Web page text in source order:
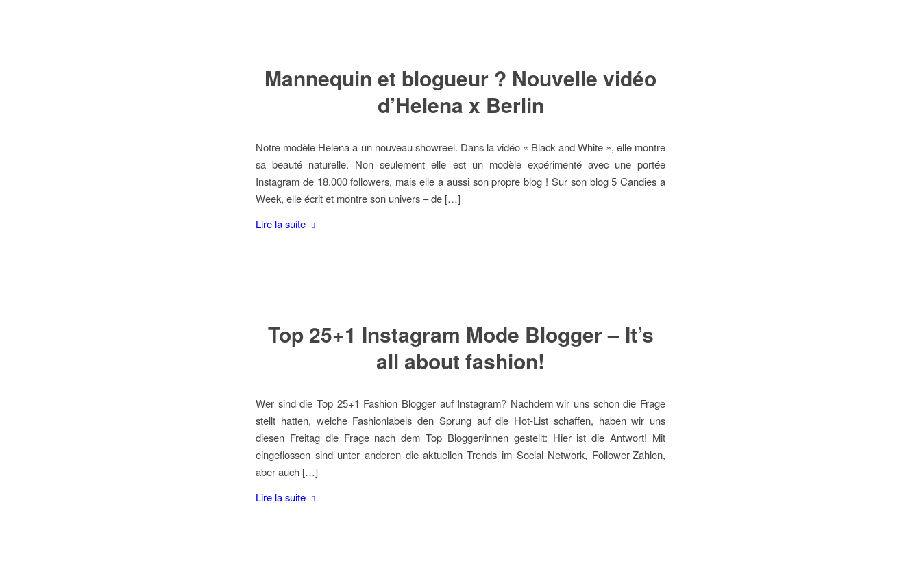
Mannequin et blogueur ? Nouvelle vidéo
d’Helena x Berlin
Notre modèle Helena a un nouveau showreel. Dans la vidéo « Black and White », elle montre
sa beauté naturelle. Non seulement elle est un modèle expérimenté avec une portée
Instagram de 18.000 followers, mais elle a aussi son propre blog ! Sur son blog 5 Candies a
Week, elle écrit et montre son univers – de […]
Lire la suite
Top 25+1 Instagram Mode Blogger – It’s
all about fashion!
Wer sind die Top 25+1 Fashion Blogger auf Instagram? Nachdem wir uns schon die Frage
stellt hatten, welche Fashionlabels den Sprung auf die Hot-List schaffen, haben wir uns
diesen Freitag die Frage nach dem Top Blogger/innen gestellt: Hier ist die Antwort! Mit
eingeflossen sind unter anderen die aktuellen Trends im Social Network, Follower-Zahlen,
aber auch […]
Lire la suite